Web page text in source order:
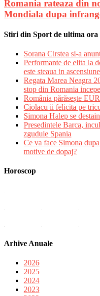
Romania rateaza din
Mondiala dupa
Stiri din Sport de ultima ora
Sorana Cirstea si-a
Performante de elita la
este steaua in
Regata Marea Neagra
stop din Romania
România părăsește
Ciolacu ii felicita pe
Simona Halep se
Presedintele Barca,
zguduie Spania
Ce va face Simona
motive de dopaj?
Horoscop
Arhive Anuale
2026
2025
2024
2023